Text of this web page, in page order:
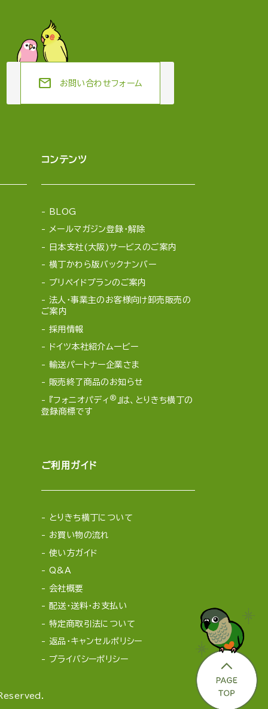
mail お問い合わせフォーム
コンテンツ
BLOG
メールマガジン登録・解除
日本支社(大阪)サービスのご案内
横丁かわら版バックナンバー
プリペイドプランのご案内
法人・事業主のお客様向け卸売販売の
ご案内
採用情報
ドイツ本社紹介ムービー
輸送パートナー企業さま
販売終了商品のお知らせ
『フォニオパディ ® 』は、とりきち横丁の
登録商標です
ご利用ガイド
とりきち横丁について
お買い物の流れ
使い方ガイド
Q&A
会社概要
配送・送料・お支払い
特定商取引法について
返品・キャンセルポリシー
プライバシーポリシー